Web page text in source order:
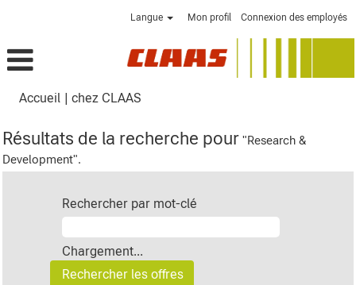
Langue Mon profil Connexion des employés
Accueil | chez CLAAS
Résultats de la recherche pour "Research &
Development".
Rechercher par mot-clé
Chargement...